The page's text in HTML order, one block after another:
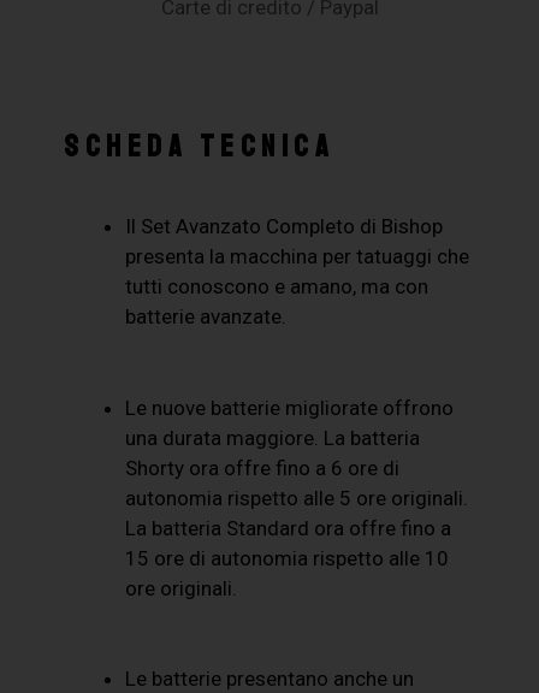
Carte di credito / Paypal
SCHEDA TECNICA
Il Set Avanzato Completo di Bishop
presenta la macchina per tatuaggi che
tutti conoscono e amano, ma con
batterie avanzate.
Le nuove batterie migliorate offrono
una durata maggiore. La batteria
Shorty ora offre fino a 6 ore di
autonomia rispetto alle 5 ore originali.
La batteria Standard ora offre fino a
15 ore di autonomia rispetto alle 10
ore originali.
Le batterie presentano anche un